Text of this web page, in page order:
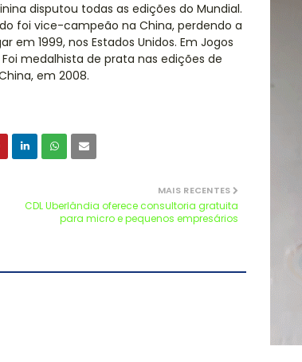
disputou todas as edições do Mundial.
foi vice-campeão na China, perdendo a
1999, nos Estados Unidos. Em Jogos
medalhista de prata nas edições de
em 2008.
MAIS RECENTES
CDL Uberlândia oferece consultoria gratuita
para micro e pequenos empresários